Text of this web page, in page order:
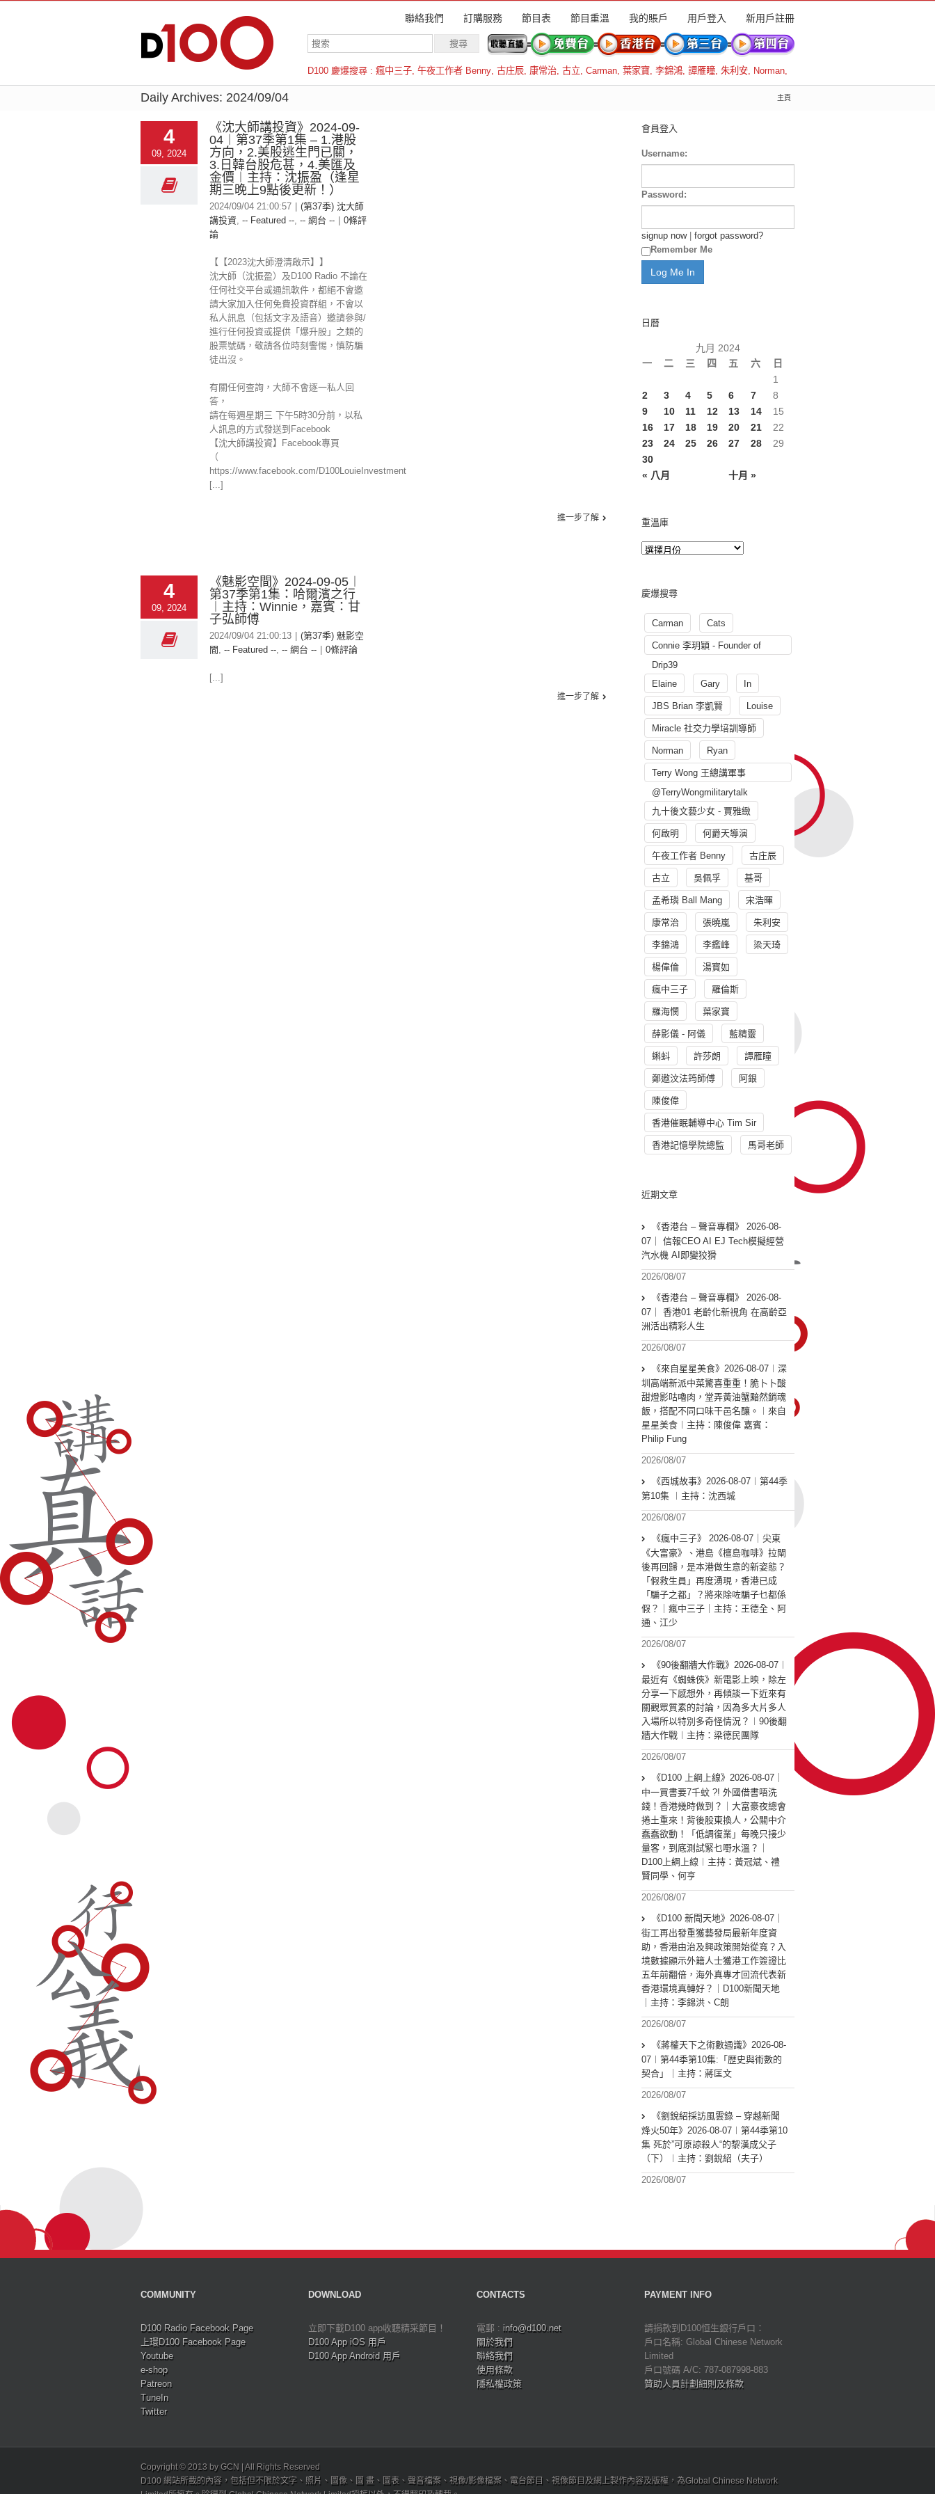
聯絡我們 訂購服務 節目表 節目重溫 我的賬戶 用戶登入 新用戶註冊
D100 慶爆搜尋 : 瘋中三子, 午夜工作者 Benny, 古庄辰, 康常治, 古立, Carman, 葉家寶, 李錦鴻, 譚雁瞳, 朱利安, Norman,
羅倫斯
Daily Archives: 2024/09/04 主頁
4
09, 2024
《沈大師講投資》2024-09-
04︱第37季第1集 – 1.港股
方向，2.美股逃生門已關，
3.日韓台股危甚，4.美匯及
金價︱主持：沈振盈（逢星
期三晚上9點後更新！）
2024/09/04 21:00:57
(第37季) 沈大師
講投資, -- Featured --, -- 網台 --
0條評
論
【【2023沈大師澄清啟示】】
沈大師（沈振盈）及D100 Radio 不論在
任何社交平台或通訊軟件，都絕不會邀
請大家加入任何免費投資群組，不會以
私人訊息（包括文字及語音）邀請參與/
進行任何投資或提供「爆升股」之類的
股票號碼，敬請各位時刻警惕，慎防騙
徒出沒。
有關任何查詢，大師不會逐一私人回
答，
請在每週星期三 下午5時30分前，以私
人訊息的方式發送到Facebook
【沈大師講投資】Facebook專頁
（
https://www.facebook.com/D100LouieInvestment
[...]
進一步了解
4
09, 2024
《魅影空間》2024-09-05︱
第37季第1集：哈爾濱之行
︱主持：Winnie，嘉賓：甘
子弘師傅
2024/09/04 21:00:13
(第37季) 魅影空
間 , -- Featured --, -- 網台 -- 0條評論
[...]
進一步了解
會員登入
Username:
Password:
signup now| forgot password?
Remember Me
日曆
九月 2024
一
二 三 四 五 六 日
« 八月 十月 »
1
2
3 4 5 6 7
8
9
10 11 12 13 14
15
16
17 18 19 20 21
22
23
24 25 26 27 28
29
30
重溫庫
慶爆搜尋
Carman Cats
Connie 李玥穎 - Founder of
Drip39
Elaine
Gary In
JBS Brian 李凱賢 Louise
Miracle 社交力學培訓導師
Norman Ryan
Terry Wong 王總講軍事
@TerryWongmilitarytalk
九十後文藝少女 - 賈雅緻
何啟明 何爵天導演
午夜工作者 Benny 古庄辰
古立 吳佩孚 基哥
孟希璘 Ball Mang 宋浩暉
康常治 張曉嵐 朱利安
李錦鴻 李鑑峰 梁天琦
楊偉倫 湯寳如
瘋中三子 羅倫斯
羅海憫 葉家寶
薛影儀 - 阿儀 藍精靈
蝌蚪 許莎朗 譚雁瞳
鄭遨汶法筠師傅 阿銀
陳俊偉
香港催眠輔導中心 Tim Sir
香港記憶學院總監 馬哥老師
近期文章
《香港台 – 聲音專欄》 2026-08-
07｜ 信報CEO AI EJ Tech模擬經營
汽水機 AI即變狡猾
2026/08/07
《香港台 – 聲音專欄》 2026-08-
07｜ 香港01 老齡化新視角 在高齡亞
洲活出精彩人生
2026/08/07
《來自星星美食》2026-08-07︱深
圳高端新派中菜驚喜重重！脆卜卜酸
甜燈影咕嚕肉，堂弄黃油蟹黯然銷魂
飯，搭配不同口味干邑名釀。︱來自
星星美食︱主持：陳俊偉 嘉賓：
Philip Fung
2026/08/07
《西城故事》2026-08-07︱第44季
第10集 ︱主持：沈西城
2026/08/07
《瘋中三子》 2026-08-07｜尖東
《大富豪》、港島《檀島咖啡》拉閘
後再回歸，是本港做生意的新姿態？
「假救生員」再度湧現，香港已成
「騙子之都」？將來除咗騙子乜都係
假？｜瘋中三子｜主持：王德全、阿
通、江少
2026/08/07
《90後翻牆大作戰》2026-08-07︱
最近有《蜘蛛俠》新電影上映，除左
分享一下感想外，再傾談一下近來有
關觀眾質素的討論，因為多大片多人
入場所以特別多奇怪情況？︱90後翻
牆大作戰︱主持：梁德民團隊
2026/08/07
《D100 上綱上線》2026-08-07｜
中一買書要7千蚊 ?! 外國借書唔洗
錢！香港幾時做到？｜大富豪夜總會
捲土重來！背後股東換人，公關中介
蠢蠢欲動！「低調復業」每晚只接少
量客，到底測試緊乜嘢水溫？｜
D100上綱上線︱主持：黃冠斌、禮
賢同學、何亨
2026/08/07
《D100 新聞天地》2026-08-07｜
街工再出發重獲藝發局最新年度資
助，香港由治及興政策開始從寬？入
境數據顯示外籍人士獲港工作簽證比
五年前翻倍，海外真專才回流代表新
香港環境真轉好？｜D100新聞天地
｜主持：李錦洪、C朗
2026/08/07
《蔣權天下之術數通識》2026-08-
07︱第44季第10集:「歴史與術數的
契合」｜主持：蔣匡文
2026/08/07
《劉銳紹採訪風雲錄 – 穿越新聞
烽火50年》2026-08-07︱第44季第10
集 死於”可原諒殺人“的黎漢成父子
（下）︱主持：劉銳紹（夫子）
2026/08/07
COMMUNITY
D100 Radio Facebook Page
上環D100 Facebook Page
Youtube
e-shop
Patreon
TuneIn
Twitter
DOWNLOAD
立即下載D100 app收聽精采節目！
D100 App iOS 用戶
D100 App Android 用戶
CONTACTS
電郵 : info@d100.net
關於我們
聯絡我們
使用條款
隱私權政策
PAYMENT INFO
請捐款到D100恒生銀行戶口：
戶口名稱: Global Chinese Network
Limited
戶口號碼 A/C: 787-087998-883
贊助人員計劃細則及條款
Copyright © 2013 by GCN | All Rights Reserved
D100 網站所載的內容，包括但不限於文字、照片、圖像、圖 畫、圖表、聲音檔案、視像/影像檔案、電台節目、視像節目及網上製作內容及版權，為Global Chinese Network